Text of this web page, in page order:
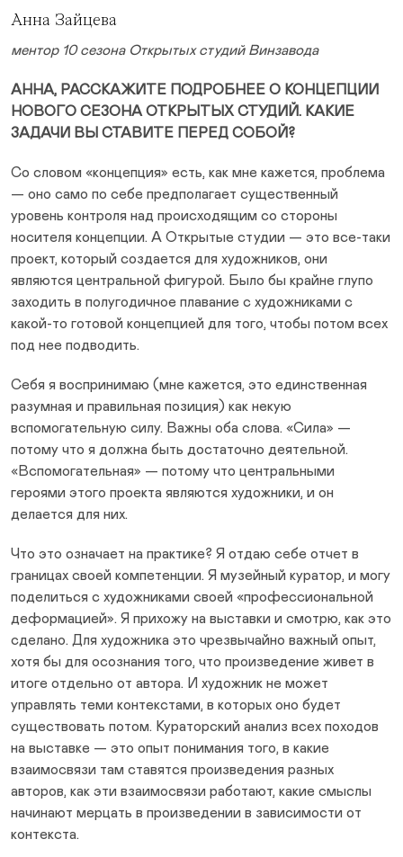
Анна Зайцева
ментор 10 сезона Открытых студий Винзавода
АННА, РАССКАЖИТЕ ПОДРОБНЕЕ О КОНЦЕПЦИИ
НОВОГО СЕЗОНА ОТКРЫТЫХ СТУДИЙ. КАКИЕ
ЗАДАЧИ ВЫ СТАВИТЕ ПЕРЕД СОБОЙ?
Со словом «концепция» есть, как мне кажется, проблема
— оно само по себе предполагает существенный
уровень контроля над происходящим со стороны
носителя концепции. А Открытые студии — это все-таки
проект, который создается для художников, они
являются центральной фигурой. Было бы крайне глупо
заходить в полугодичное плавание с художниками с
какой-то готовой концепцией для того, чтобы потом всех
под нее подводить.
Себя я воспринимаю (мне кажется, это единственная
разумная и правильная позиция) как некую
вспомогательную силу. Важны оба слова. «Сила» —
потому что я должна быть достаточно деятельной.
«Вспомогательная» — потому что центральными
героями этого проекта являются художники, и он
делается для них.
Что это означает на практике? Я отдаю себе отчет в
границах своей компетенции. Я музейный куратор, и могу
поделиться с художниками своей «профессиональной
деформацией». Я прихожу на выставки и смотрю, как это
сделано. Для художника это чрезвычайно важный опыт,
хотя бы для осознания того, что произведение живет в
итоге отдельно от автора. И художник не может
управлять теми контекстами, в которых оно будет
существовать потом. Кураторский анализ всех походов
на выставке — это опыт понимания того, в какие
взаимосвязи там ставятся произведения разных
авторов, как эти взаимосвязи работают, какие смыслы
начинают мерцать в произведении в зависимости от
контекста.